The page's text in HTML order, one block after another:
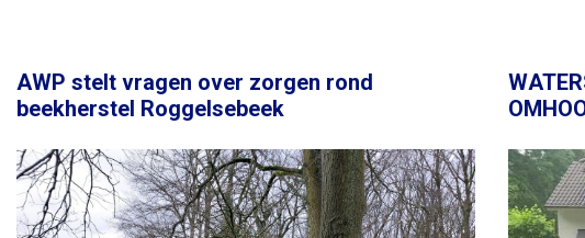
AWP stelt vragen over zorgen rond
beekherstel Roggelsebeek